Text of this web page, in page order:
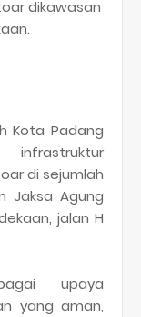
dikawasan
Kota Padang
infrastruktur
di sejumlah
Jaksa Agung
jalan H
upaya
yang aman,